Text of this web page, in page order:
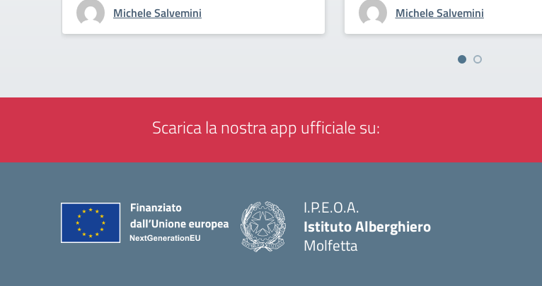
Michele Salvemini Michele Salvemini
Scarica la nostra app ufficiale su:
I.P.E.O.A.
Istituto Alberghiero
Molfetta